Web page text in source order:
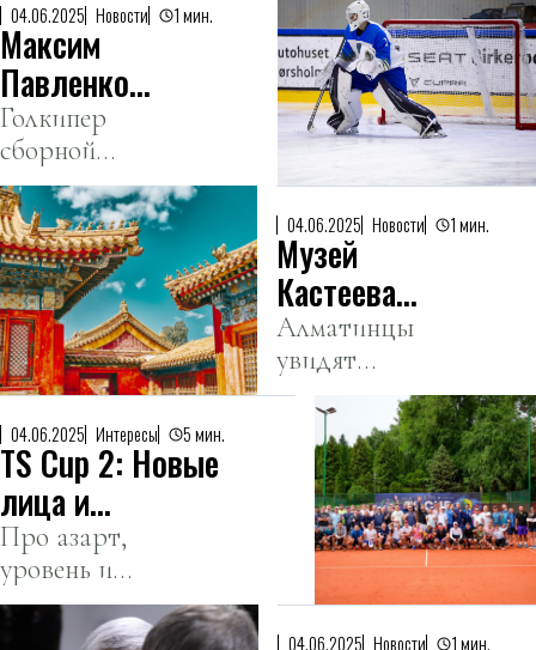
коллаборации
с Balenciaga
дизайнера
Демны для
Balenciaga.
04.06.2025 Новости 1 мин.
Максим
Павленко
продолжит
карьеру в
США
Голкипер
сборной
Казахстана
подписал
контракт с
«Уилкс-Барре/
Скрэнтон
Пингвинз».
04.06.2025 Новости 1 мин.
Музей
Кастеева
представит
шедевры
китайского
искусства
Алматинцы
увидят
экспозицию из
Национального
музея Китая.
04.06.2025 Интересы 5 мин.
TS Cup 2: Новые
лица и
международный
драйв
любительского
Про азарт,
уровень и
сообщество
сильных духом
04.06.2025 Новости 1 мин.